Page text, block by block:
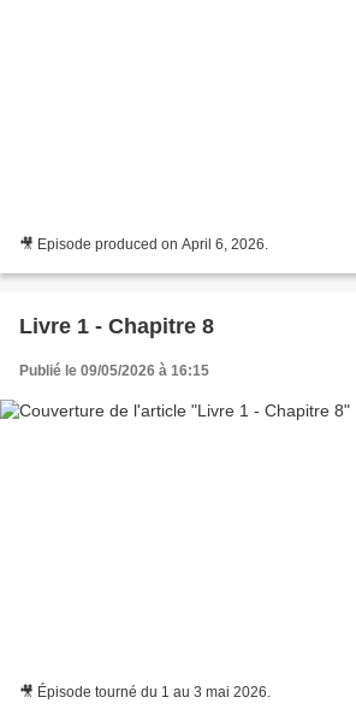
🎥 Episode produced on April 6, 2026.
Livre 1 - Chapitre 8
Publié le 09/05/2026 à 16:15
🎥 Épisode tourné du 1 au 3 mai 2026.